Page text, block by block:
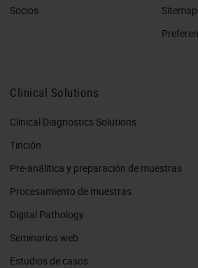
Socios
Sitemap
Clinical Solutions
Clinical Diagnostics Solutions
Tinción
Pre-análitica y preparación de muestras
Procesamiento de muestras
Digital Pathology
Seminarios web
Estudios de casos